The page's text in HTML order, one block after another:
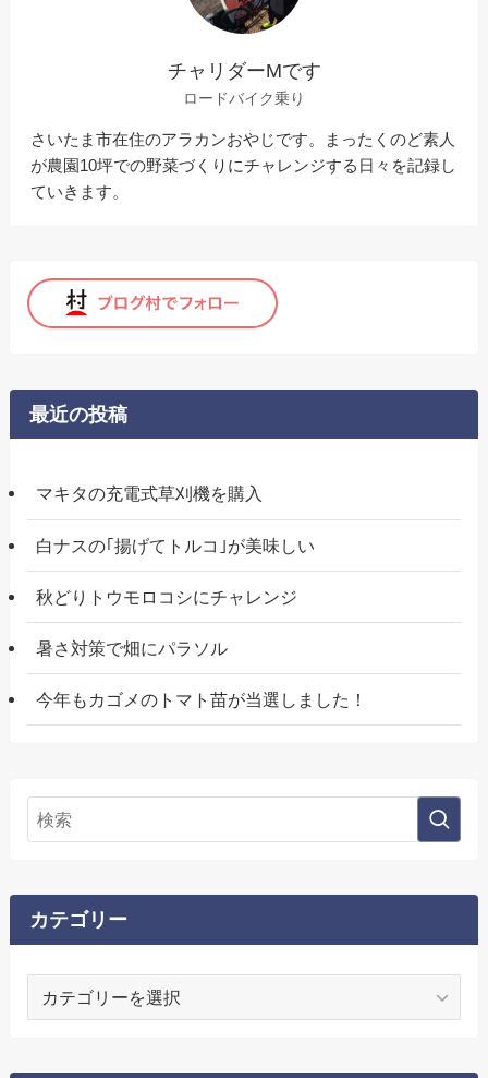
チャリダーMです
ロードバイク乗り
さいたま市在住のアラカンおやじです。まったくのど素人
が農園10坪での野菜づくりにチャレンジする日々を記録し
ていきます。
最近の投稿
マキタの充電式草刈機を購入
白ナスの｢揚げてトルコ｣が美味しい
秋どりトウモロコシにチャレンジ
暑さ対策で畑にパラソル
今年もカゴメのトマト苗が当選しました！
カテゴリー